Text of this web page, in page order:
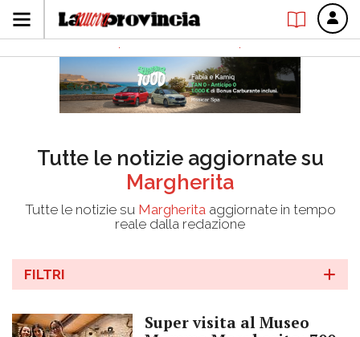
Tutte le notizie aggiornate su
Margherita
Tutte le notizie su Margheritaaggiornate in tempo
reale dalla redazione
FILTRI
Super visita al Museo